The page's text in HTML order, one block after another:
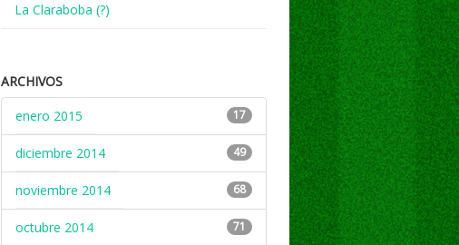
La Claraboba (?)
ARCHIVOS
enero 2015
17
diciembre 2014 49
noviembre 2014 68
octubre 2014 71